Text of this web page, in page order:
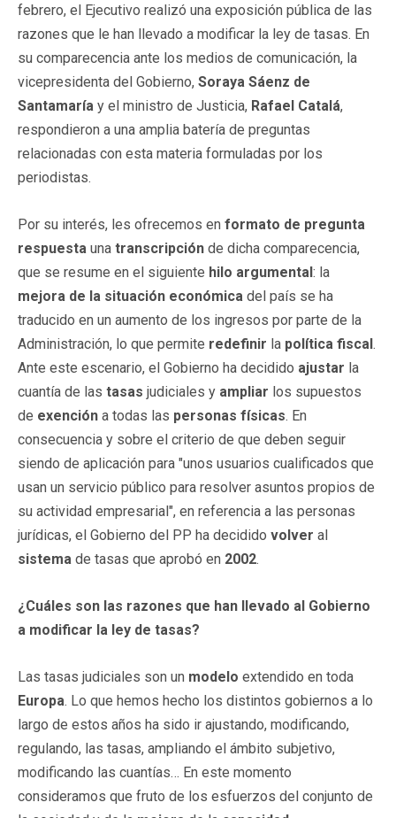
febrero, el Ejecutivo realizó una exposición pública de las
razones que le han llevado a modificar la ley de tasas. En
su comparecencia ante los medios de comunicación, la
vicepresidenta del Gobierno, Soraya Sáenz de
Santamaría y el ministro de Justicia, Rafael Catalá,
respondieron a una amplia batería de preguntas
relacionadas con esta materia formuladas por los
periodistas.
Por su interés, les ofrecemos en formato de pregunta
respuesta una transcripción de dicha comparecencia,
que se resume en el siguiente hilo argumental: la
mejora de la situación económica del país se ha
traducido en un aumento de los ingresos por parte de la
Administración, lo que permite redefinir la política fiscal.
Ante este escenario, el Gobierno ha decidido ajustar la
cuantía de las tasas judiciales y ampliar los supuestos
de exención a todas las personas físicas. En
consecuencia y sobre el criterio de que deben seguir
siendo de aplicación para "unos usuarios cualificados que
usan un servicio público para resolver asuntos propios de
su actividad empresarial", en referencia a las personas
jurídicas, el Gobierno del PP ha decidido volver al
sistema de tasas que aprobó en 2002.
¿Cuáles son las razones que han llevado al Gobierno
a modificar la ley de tasas?
Las tasas judiciales son un modelo extendido en toda
Europa. Lo que hemos hecho los distintos gobiernos a lo
largo de estos años ha sido ir ajustando, modificando,
regulando, las tasas, ampliando el ámbito subjetivo,
modificando las cuantías… En este momento
consideramos que fruto de los esfuerzos del conjunto de